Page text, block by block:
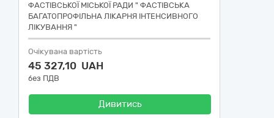
ФАСТІВСЬКОЇ МІСЬКОЇ РАДИ " ФАСТІВСЬКА
БАГАТОПРОФІЛЬНА ЛІКАРНЯ ІНТЕНСИВНОГО
ЛІКУВАННЯ "
Очікувана вартість
45 327,10 UAH
без ПДВ
Дивитись